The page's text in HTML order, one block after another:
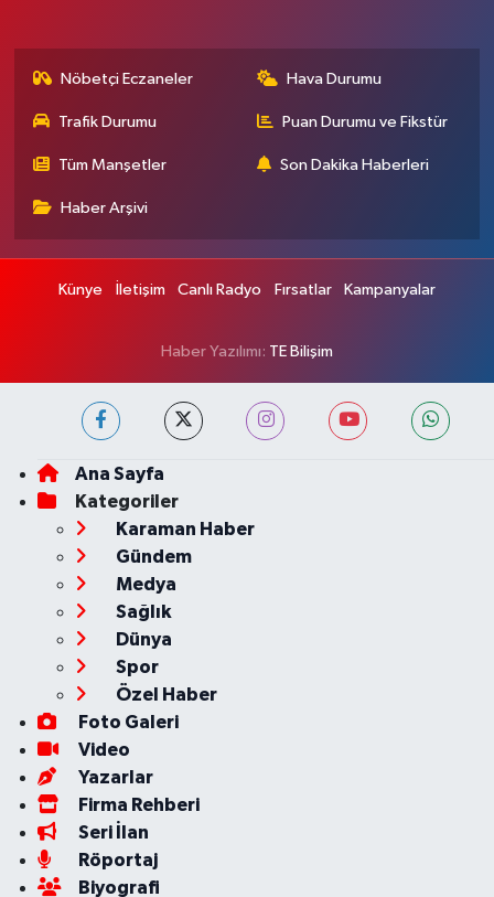
Nöbetçi Eczaneler Hava Durumu
Trafik Durumu Puan Durumu ve Fikstür
Tüm Manşetler Son Dakika Haberleri
Haber Arşivi
Künye İletişim Canlı Radyo Fırsatlar Kampanyalar
Haber Yazılımı: TE Bilişim
Ana Sayfa
Kategoriler
Karaman Haber
Gündem
Medya
Sağlık
Dünya
Spor
Özel Haber
Foto Galeri
Video
Yazarlar
Firma Rehberi
Seri İlan
Röportaj
Biyografi